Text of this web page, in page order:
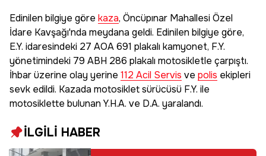
Edinilen bilgiye göre kaza, Öncüpınar Mahallesi Özel
İdare Kavşağı'nda meydana geldi. Edinilen bilgiye göre,
E.Y. idaresindeki 27 AOA 691 plakalı kamyonet, F.Y.
yönetimindeki 79 ABH 286 plakalı motosikletle çarpıştı.
İhbar üzerine olay yerine 112 Acil Servis ve polis ekipleri
sevk edildi. Kazada motosiklet sürücüsü F.Y. ile
motosiklette bulunan Y.H.A. ve D.A. yaralandı.
İLGİLİ HABER